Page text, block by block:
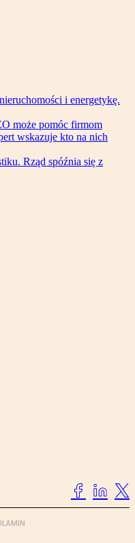
i energetykę.
może pomóc firmom
wskazuje kto na nich
Rząd spóźnia się z